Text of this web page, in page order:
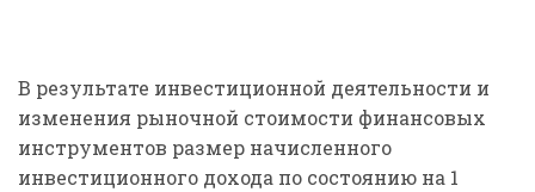
В результате инвестиционной деятельности и
изменения рыночной стоимости финансовых
инструментов размер начисленного
инвестиционного дохода по состоянию на 1